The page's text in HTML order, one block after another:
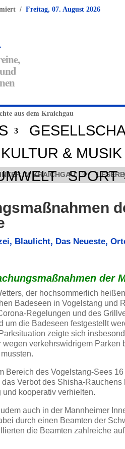
/ Freitag, 07. August 2026
aus dem Kraichgau
KULTUR & MUSIK
SPORT
IM KRAICHGAU
, Blaulicht, Das Neueste,
der
der hochsommerlich
Badeseen in Vogelstang und
Regelungen und des
um die Badeseen festgestellt
zeigte sich
wegen verkehrswidrigem
Bereich des Vogelstang-Sees
Verbot des Shisha-
kooperativ verhielten.
auch in der Mannheimer
durch einen Beamten der
die Beamten zahlreiche